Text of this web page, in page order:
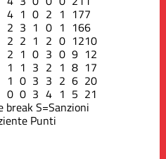
4 1 0 2 1 177
2 3 1 0 1 166
2 2 1 2 0 1210
2 1 0 3 0 9 12
1 1 3 2 1 8 17
1 0 3 3 2 6 20
0 0 3 4 1 5 21
breakS=Sanzioni
Punti